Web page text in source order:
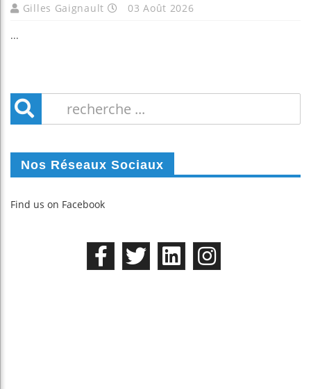
Gilles Gaignault 03 Août 2026
...
Nos Réseaux Sociaux
Find us on Facebook